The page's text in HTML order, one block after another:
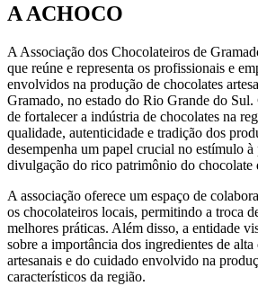
A ACHOCO
A Associação dos Chocolateiros de
que reúne e representa os profissionais e
envolvidos na produção de chocolates
Gramado, no estado do Rio Grande do
de fortalecer a indústria de chocolates na
qualidade, autenticidade e tradição dos
desempenha um papel crucial no estímulo à
divulgação do rico patrimônio do chocolate
A associação oferece um espaço de
os chocolateiros locais, permitindo a troca
melhores práticas. Além disso, a entidade
sobre a importância dos ingredientes de
artesanais e do cuidado envolvido na
característicos da região.